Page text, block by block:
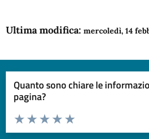
Ultima modifica: mercoledì, 14
Quanto sono chiare le
pagina?
Domanda
Valuta da 1 a 5 stelle la pagina
Valuta 5 stelle su 5
Valuta 4 stelle su 5
Valuta 3 stelle su 5
Valuta 2 stelle su 5
Valuta 1 stelle su 5